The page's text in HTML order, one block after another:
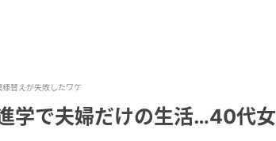
替えが失敗したワケ
学で夫婦だけの生活…40代女